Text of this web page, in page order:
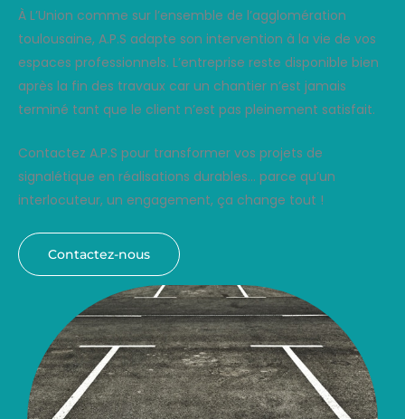
À L’Union comme sur l’ensemble de l’agglomération
toulousaine, A.P.S adapte son intervention à la vie de vos
espaces professionnels. L’entreprise reste disponible bien
après la fin des travaux car un chantier n’est jamais
terminé tant que le client n’est pas pleinement satisfait.
Contactez A.P.S pour transformer vos projets de
signalétique en réalisations durables… parce qu’un
interlocuteur, un engagement, ça change tout !
Contactez-nous